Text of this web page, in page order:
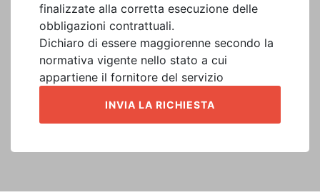
finalizzate alla corretta esecuzione delle
obbligazioni contrattuali.
Dichiaro di essere maggiorenne secondo la
normativa vigente nello stato a cui
appartiene il fornitore del servizio